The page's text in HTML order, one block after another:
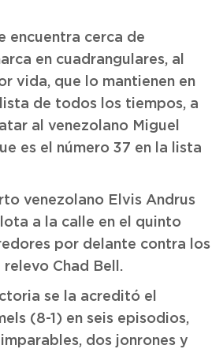
encuentra cerca de
en cuadrangulares, al
vida, que lo mantienen en
de todos los tiempos, a
al venezolano Miguel
es el número 37 en la lista
venezolano Elvis Andrus
a la calle en el quinto
por delante contra los
relevo Chad Bell.
se la acreditó el
(8-1) en seis episodios,
dos jonrones y